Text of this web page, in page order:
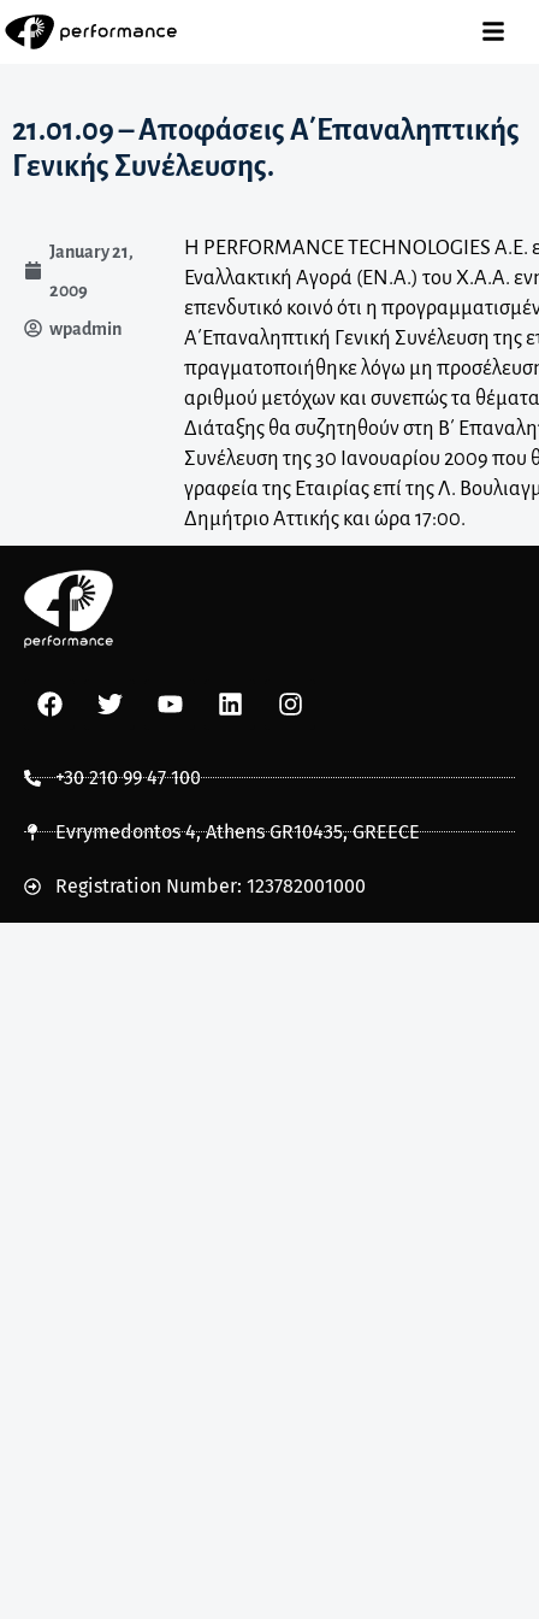
21.01.09 – Αποφάσεις Α΄Επαναληπτικής
Γενικής Συνέλευσης.
January 21,
2009
wpadmin
Η PERFORMANCE TECHNOLOGIES Α.Ε.
Εναλλακτική Αγορά (ΕΝ.Α.) του Χ.Α.Α.
επενδυτικό κοινό ότι η
Α΄Επαναληπτική Γενική Συνέλευση της
πραγματοποιήθηκε λόγω μη
αριθμού μετόχων και συνεπώς τα
Διάταξης θα συζητηθούν στη Β΄
Συνέλευση της 30 Ιανουαρίου 2009 που
γραφεία της Εταιρίας επί της Λ.
Δημήτριο Αττικής και ώρα 17:00.
+30 210 99 47 100
Evrymedontos 4, Athens GR10435, GREECE
Registration Number: 123782001000